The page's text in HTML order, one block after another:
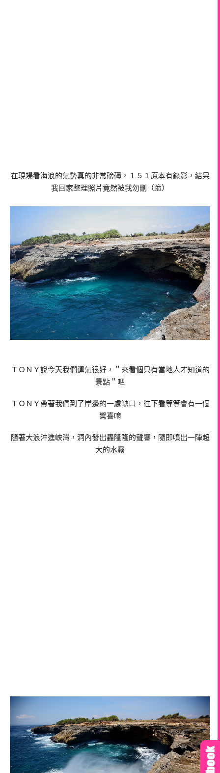
在現場看海浪的氣勢真的非常磅礡，１５１原本有錄影，結果
我回家整理照片竟然被我勿刪（跪）
ＴＯＮＹ說今天我們運氣很好，＂來看個只有當地人才知道的
景點＂吧
ＴＯＮＹ帶著我們到了岸邊的一處缺口，往下看等等會有一個
驚喜唷
隨著大浪沖進峽灣，洞內發出轟隆隆的聲響，隨即噴出一陣超
大的水霧